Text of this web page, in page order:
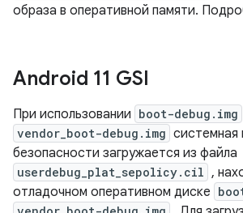
образа в оперативной памяти.
Android 11 GSI
При использовании boot-debug.img
vendor_boot-debug.img системная
безопасности загружается из файла
userdebug_plat_sepolicy.cil ,
отладочном оперативном диске